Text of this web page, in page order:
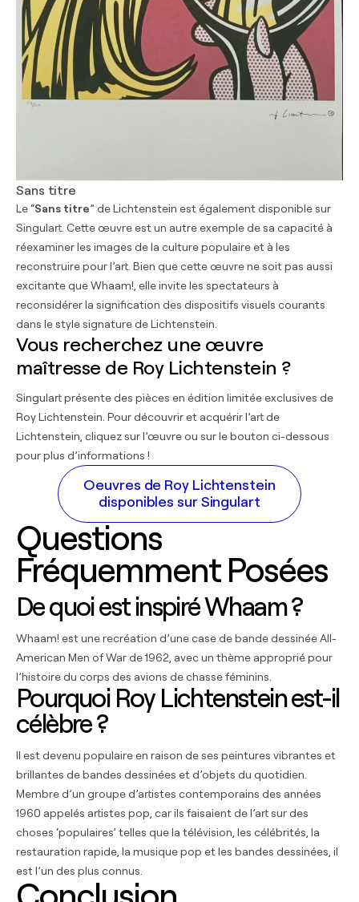
Sans titre
Le “Sans titre” de Lichtenstein est également disponible sur
Singulart. Cette œuvre est un autre exemple de sa capacité à
réexaminer les images de la culture populaire et à les
reconstruire pour l’art. Bien que cette œuvre ne soit pas aussi
excitante que Whaam!, elle invite les spectateurs à
reconsidérer la signification des dispositifs visuels courants
dans le style signature de Lichtenstein.
Vous recherchez une œuvre
maîtresse de Roy Lichtenstein ?
Singulart présente des pièces en édition limitée exclusives de
Roy Lichtenstein. Pour découvrir et acquérir l’art de
Lichtenstein, cliquez sur l’œuvre ou sur le bouton ci-dessous
pour plus d’informations !
Oeuvres de Roy Lichtenstein
disponibles sur Singulart
Questions
Fréquemment Posées
De quoi est inspiré Whaam ?
Whaam! est une recréation d’une case de bande dessinée All-
American Men of War de 1962, avec un thème approprié pour
l’histoire du corps des avions de chasse féminins.
Pourquoi Roy Lichtenstein est-il
célèbre ?
Il est devenu populaire en raison de ses peintures vibrantes et
brillantes de bandes dessinées et d’objets du quotidien.
Membre d’un groupe d’artistes contemporains des années
1960 appelés artistes pop, car ils faisaient de l’art sur des
choses ‘populaires’ telles que la télévision, les célébrités, la
restauration rapide, la musique pop et les bandes dessinées, il
est l’un des plus connus.